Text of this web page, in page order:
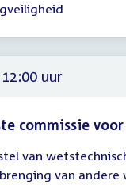
uur
commissie
van
van